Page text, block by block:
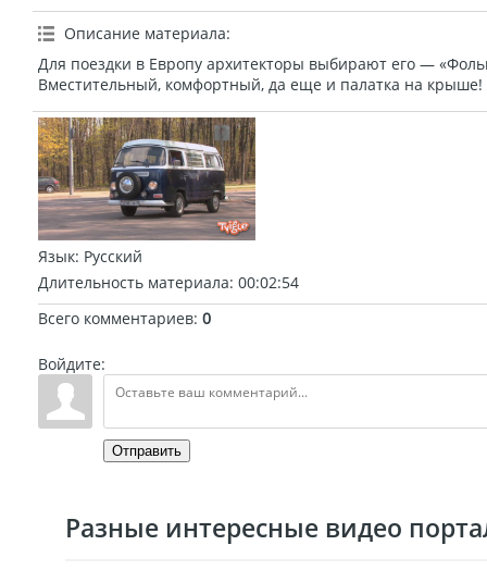
Описание материала:
Для поездки в Европу архитекторы выбирают его —
Вместительный, комфортный, да еще и палатка на крыше!
Язык: Русский
Длительность материала: 00:02:54
Всего комментариев: 0
Войдите:
Отправить
Разные интересные видео